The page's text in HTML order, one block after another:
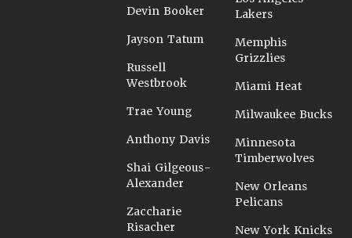
Devin Booker
Jayson Tatum
Russell
Westbrook
Trae Young
Anthony Davis
Shai Gilgeous-
Alexander
Zaccharie
Risacher
Lakers
Memphis
Grizzlies
Miami Heat
Milwaukee Bucks
Minnesota
Timberwolves
New Orleans
Pelicans
New York Knicks